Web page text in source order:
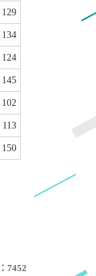
129
134
124
145
102
113
150
7452